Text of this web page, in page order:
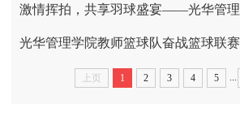
光华管理学院教师篮球队奋战篮球联赛
上页 1 2 3 4 5